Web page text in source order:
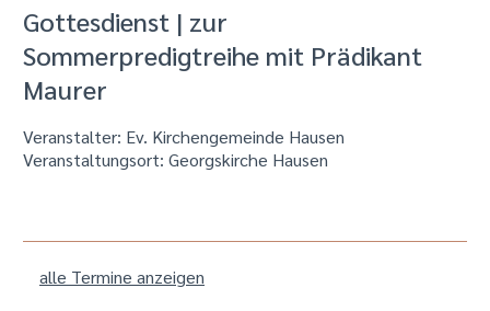
Gottesdienst | zur
Sommerpredigtreihe mit Prädikant
Maurer
Veranstalter: Ev. Kirchengemeinde Hausen
Veranstaltungsort: Georgskirche Hausen
alle Termine anzeigen